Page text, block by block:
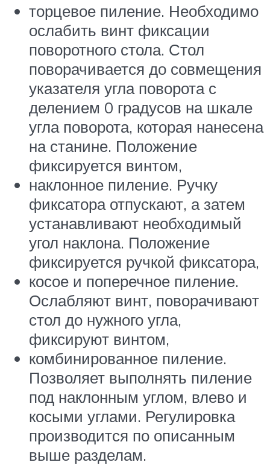
торцевое пиление. Необходимо
ослабить винт фиксации
поворотного стола. Стол
поворачивается до совмещения
указателя угла поворота с
делением 0 градусов на шкале
угла поворота, которая нанесена
на станине. Положение
фиксируется винтом,
наклонное пиление. Ручку
фиксатора отпускают, а затем
устанавливают необходимый
угол наклона. Положение
фиксируется ручкой фиксатора,
косое и поперечное пиление.
Ослабляют винт, поворачивают
стол до нужного угла,
фиксируют винтом,
комбинированное пиление.
Позволяет выполнять пиление
под наклонным углом, влево и
косыми углами. Регулировка
производится по описанным
выше разделам.